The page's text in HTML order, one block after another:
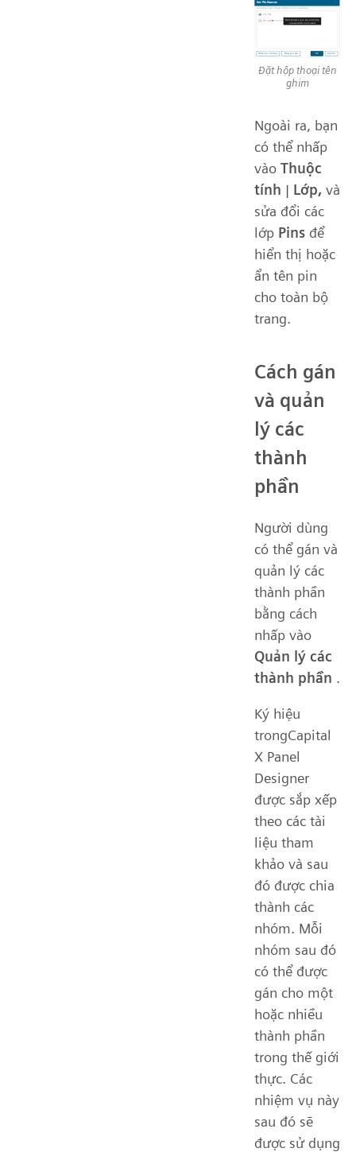
Đặt hộp thoại tên
ghim
Ngoài ra, bạn
có thể nhấp
vào Thuộc
tính | Lớp, và
sửa đổi các
lớp Pins để
hiển thị hoặc
ẩn tên pin
cho toàn bộ
trang.
Cách gán
và quản
lý các
thành
phần
Người dùng
có thể gán và
quản lý các
thành phần
bằng cách
nhấp vào
Quản lý các
thành phần .
Ký hiệu
trongCapital
X Panel
Designer
được sắp xếp
theo các tài
liệu tham
khảo và sau
đó được chia
thành các
nhóm. Mỗi
nhóm sau đó
có thể được
gán cho một
hoặc nhiều
thành phần
trong thế giới
thực. Các
nhiệm vụ này
sau đó sẽ
được sử dụng